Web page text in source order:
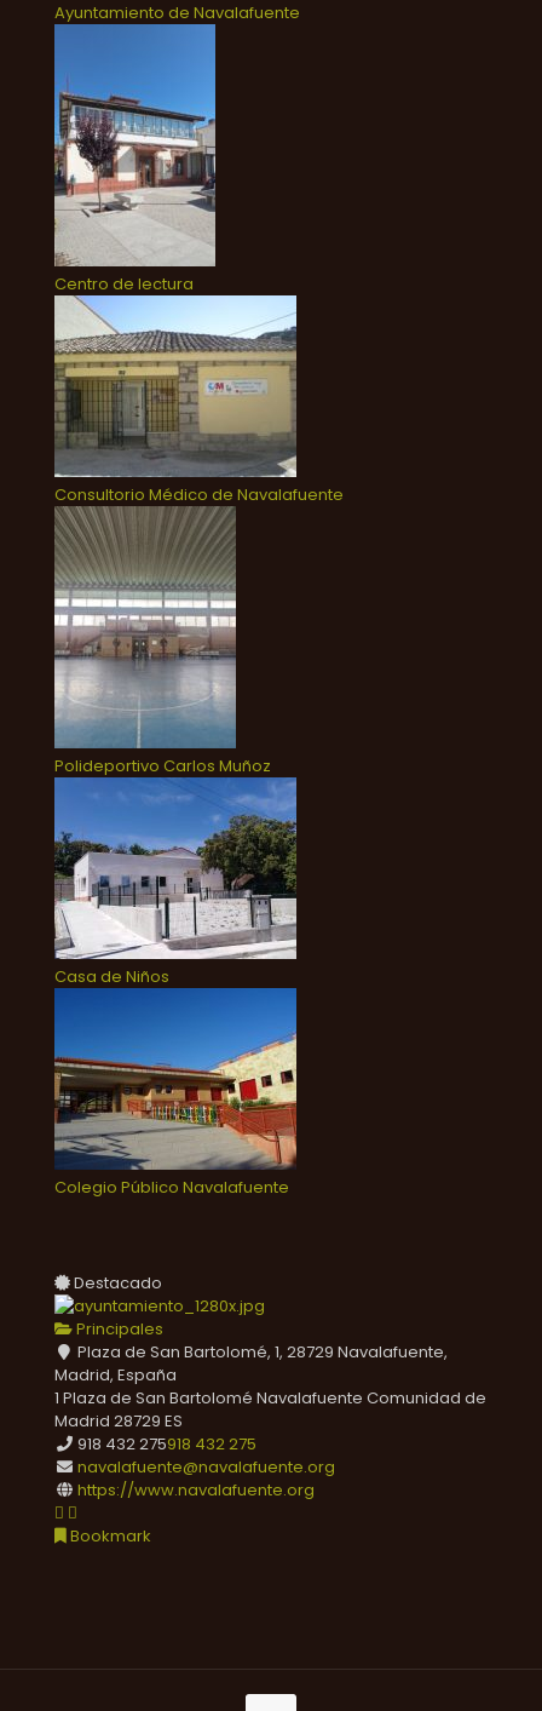
Ayuntamiento de Navalafuente
Centro de lectura
Consultorio Médico de Navalafuente
Polideportivo Carlos Muñoz
Casa de Niños
Colegio Público Navalafuente
Destacado
Principales
Plaza de San Bartolomé, 1, 28729 Navalafuente,
Madrid, España
1 Plaza de San Bartolomé Navalafuente Comunidad de
Madrid 28729 ES
918 432 275918 432 275
navalafuente@navalafuente.org
https://www.navalafuente.org
Bookmark